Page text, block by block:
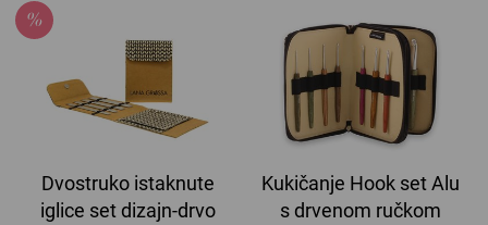
Dvostruko istaknute
iglice set dizajn-drvo
Kukičanje Hook set Alu
s drvenom ručkom